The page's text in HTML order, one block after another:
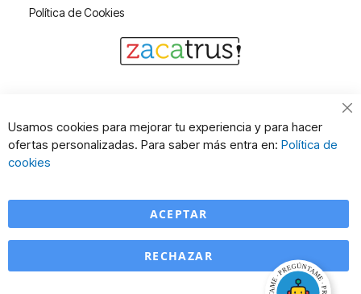
Política de Cookies
Usamos cookies para mejorar tu experiencia y para hacer
ofertas personalizadas. Para saber más entra en: Política de
cookies
ACEPTAR
RECHAZAR